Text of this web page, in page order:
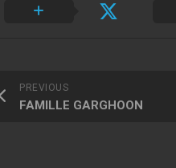
PREVIOUS
FAMILLE GARGHOON